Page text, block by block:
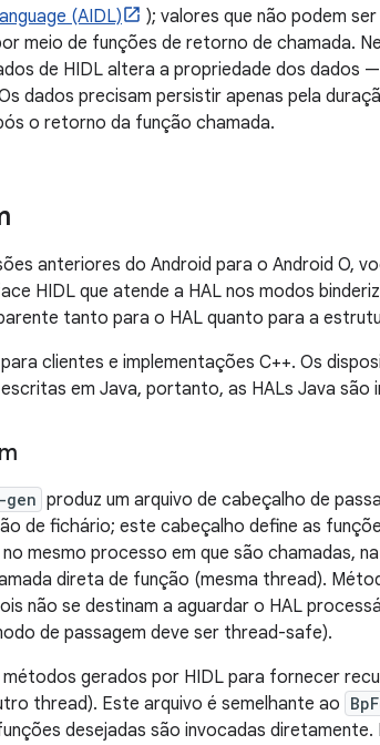
(AIDL)
); valores que não podem
meio de funções de retorno de chamada.
de HIDL altera a propriedade dos dados
dados precisam persistir apenas pela
o retorno da função chamada.
anteriores do Android para o Android O,
HIDL que atende a HAL nos modos
tanto para o HAL quanto para a
clientes e implementações C++. Os
em Java, portanto, as HALs Java são
produz um arquivo de cabeçalho de
de fichário; este cabeçalho define as
mesmo processo em que são chamadas,
direta de função (mesma thread).
não se destinam a aguardar o HAL
de passagem deve ser thread-safe).
métodos gerados por HIDL para fornecer
thread). Este arquivo é semelhante ao
desejadas são invocadas